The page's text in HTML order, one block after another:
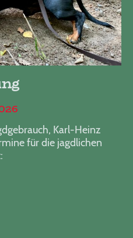
Karl-Heinz
für die jagdlichen